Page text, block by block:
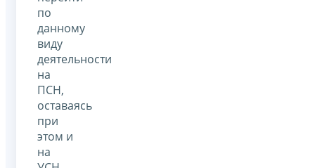
по
данному
виду
деятельности
на
ПСН,
оставаясь
при
этом и
на